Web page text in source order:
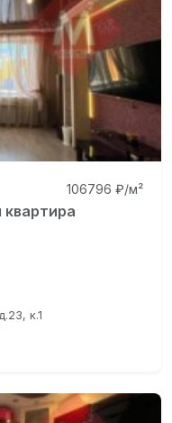
106796 ₽/м²
к.1